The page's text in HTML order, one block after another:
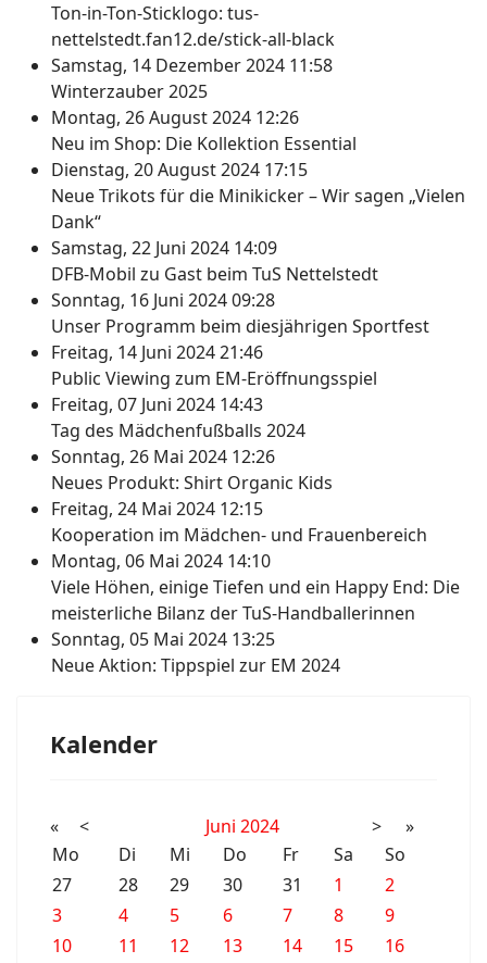
Ton-in-Ton-Sticklogo: tus-
nettelstedt.fan12.de/stick-all-black
Samstag, 14 Dezember 2024 11:58
Winterzauber 2025
Montag, 26 August 2024 12:26
Neu im Shop: Die Kollektion Essential
Dienstag, 20 August 2024 17:15
Neue Trikots für die Minikicker – Wir sagen „Vielen
Dank“
Samstag, 22 Juni 2024 14:09
DFB-Mobil zu Gast beim TuS Nettelstedt
Sonntag, 16 Juni 2024 09:28
Unser Programm beim diesjährigen Sportfest
Freitag, 14 Juni 2024 21:46
Public Viewing zum EM-Eröffnungsspiel
Freitag, 07 Juni 2024 14:43
Tag des Mädchenfußballs 2024
Sonntag, 26 Mai 2024 12:26
Neues Produkt: Shirt Organic Kids
Freitag, 24 Mai 2024 12:15
Kooperation im Mädchen- und Frauenbereich
Montag, 06 Mai 2024 14:10
Viele Höhen, einige Tiefen und ein Happy End: Die
meisterliche Bilanz der TuS-Handballerinnen
Sonntag, 05 Mai 2024 13:25
Neue Aktion: Tippspiel zur EM 2024
Kalender
« < Juni 2024 >
»
Mo
Di Mi Do Fr Sa
So
27
28 29 30 31 1
2
3
4 5 6 7 8
9
10
11 12 13 14 15
16